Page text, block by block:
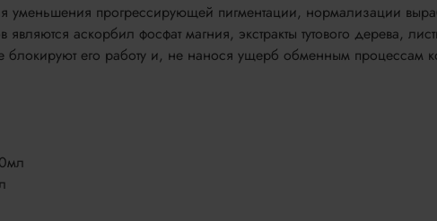
уменьшения прогрессирующей пигментации, нормализации
аскорбил фосфат магния, экстракты тутового дерева,
блокируют его работу и, не нанося ущерб обменным процессам